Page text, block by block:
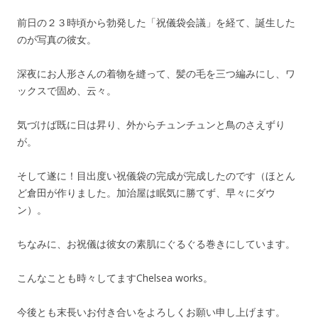
前日の２３時頃から勃発した「祝儀袋会議」を経て、誕生した
のが写真の彼女。
深夜にお人形さんの着物を縫って、髪の毛を三つ編みにし、ワ
ックスで固め、云々。
気づけば既に日は昇り、外からチュンチュンと鳥のさえずり
が。
そして遂に！目出度い祝儀袋の完成が完成したのです（ほとん
ど倉田が作りました。加治屋は眠気に勝てず、早々にダウ
ン）。
ちなみに、お祝儀は彼女の素肌にぐるぐる巻きにしています。
こんなことも時々してますChelsea works。
今後とも末長いお付き合いをよろしくお願い申し上げます。